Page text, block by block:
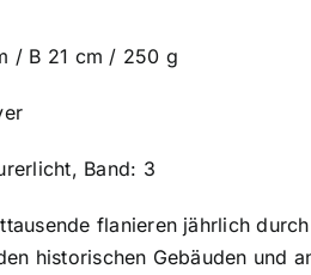
/ B 21 cm / 250 g
Band: 3
flanieren jährlich
historischen Gebäuden und